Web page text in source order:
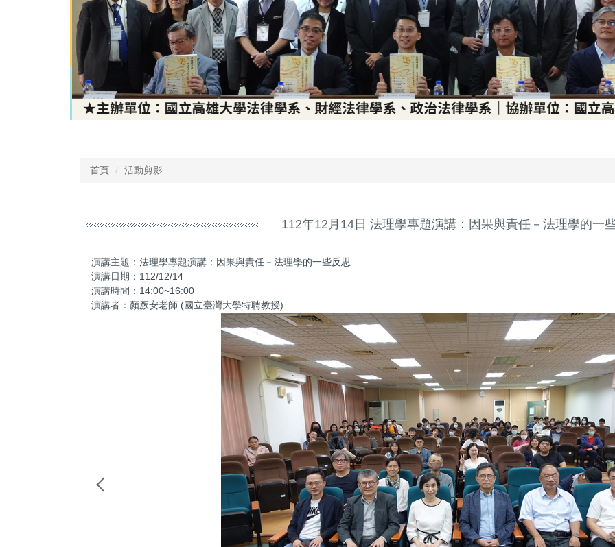
首頁 活動剪影
112年12月14日 法理學專題演講：因果與責任－法理學的一
演講主題：法理學專題演講：因果與責任－法理學的一些反思
演講日期：112/12/14
演講時間：14:00~16:00
演講者：顏厥安老師 (國立臺灣大學特聘教授)